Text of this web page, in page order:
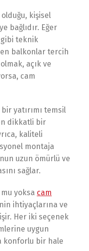
kişisel
bağlıdır. Eğer
gibi teknik
balkonlar tercih
açık ve
cam
yatırımı temsil
dikkatli bir
kaliteli
montaja
uzun ömürlü ve
sağlar.
yoksa cam
ihtiyaçlarına ve
Her iki seçenek
uygun
konforlu bir hale